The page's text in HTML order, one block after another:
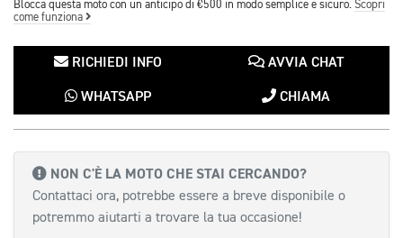
Blocca questa moto con un anticipo di €500 in modo semplice e sicuro. Scopri
come funziona
RICHIEDI INFO AVVIA CHAT
WHATSAPP CHIAMA
NON C'È LA MOTO CHE STAI CERCANDO?
Contattaci ora, potrebbe essere a breve disponibile o
potremmo aiutarti a trovare la tua occasione!